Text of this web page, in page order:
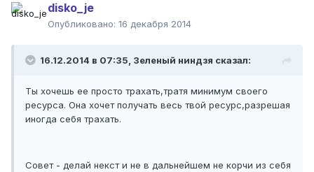
disko_je
Опубликовано: 16 декабря 2014
16.12.2014 в 07:35, Зеленый ниндзя сказал:
Ты хочешь ее просто трахать,тратя минимум своего
ресурса. Она хочет получать весь твой ресурс,разрешая
иногда себя трахать.
Совет - делай некст и не в дальнейшем не корчи из себя